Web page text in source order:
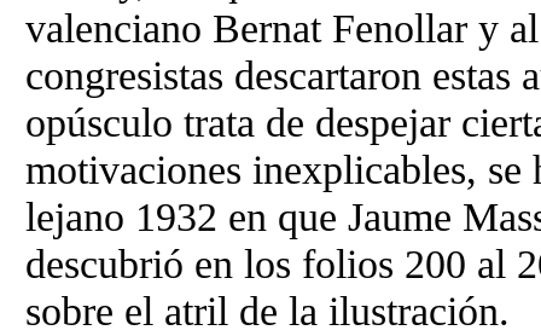
valenciano Bernat Fenollar y
congresistas descartaron estas
opúsculo trata de despejar
motivaciones inexplicables, se
lejano 1932 en que Jaume
descubrió en los folios 200 al
sobre el atril de la ilustración.